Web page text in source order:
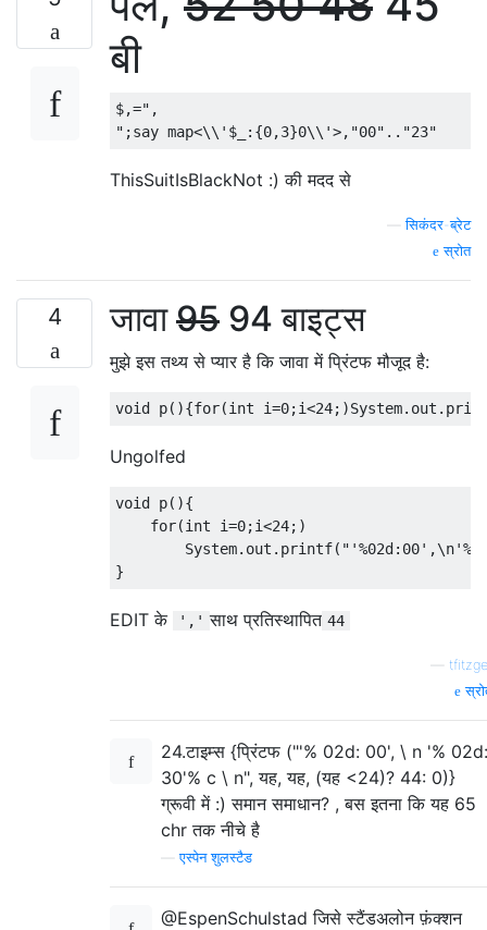
बी
$,=",
ThisSuitIsBlackNot :) की मदद से
—सिकंदर-ब्रेट
स्रोत
4 जावा95 94 बाइट्स
मुझे इस तथ्य से प्यार है कि जावा में प्रिंटफ मौजूद है:
Ungolfed
void p(){
    for(int i=0;i<24;)
EDIT के ',' साथ प्रतिस्थापित 44
24.टाइम्स {प्रिंटफ ("'% 02d: 00', \ n '% 02d:
30'% c \ n", यह, यह, (यह <24)? 44: 0)}
ग्रूवी में :) समान समाधान? , बस इतना कि यह 65
chr तक नीचे है
—एस्पेन शुलस्टैड
@EspenSchulstad जिसे स्टैंडअलोन फ़ंक्शन